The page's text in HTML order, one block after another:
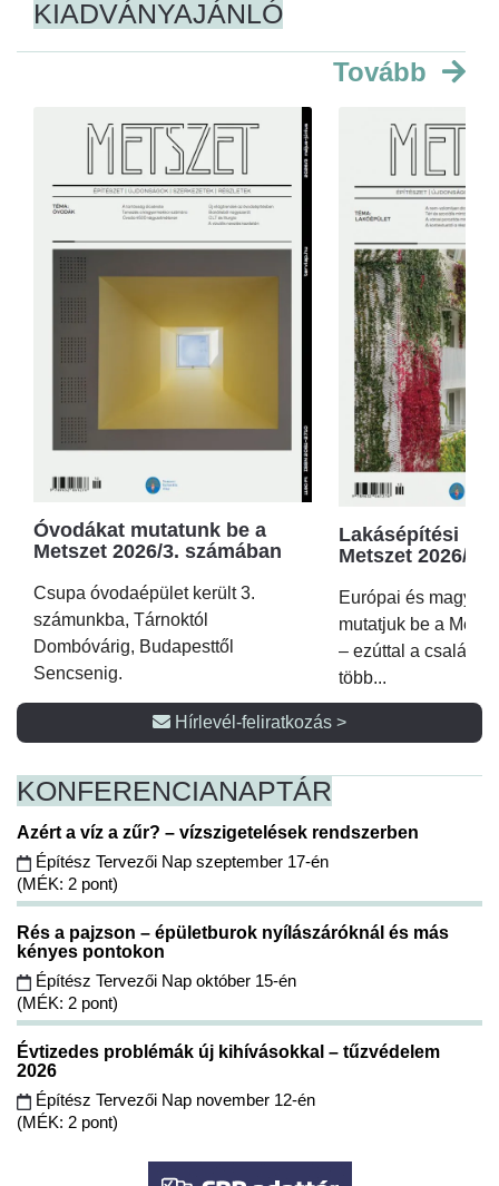
KIADVÁNYAJÁNLÓ
Tovább
Óvodákat mutatunk be a
Metszet 2026/3. számában
Csupa óvodaépület került 3.
számunkba, Tárnoktól
Dombóvárig, Budapesttől
Sencsenig.
Lakásépítési
Metszet 2026/2.
Európai és magyar
mutatjuk be a
– ezúttal a családi
több...
Hírlevél-feliratkozás >
KONFERENCIANAPTÁR
Azért a víz a zűr? – vízszigetelések rendszerben
Építész Tervezői Nap szeptember 17-én
(MÉK: 2 pont)
Rés a pajzson – épületburok nyílászáróknál és más
kényes pontokon
Építész Tervezői Nap október 15-én
(MÉK: 2 pont)
Évtizedes problémák új kihívásokkal – tűzvédelem
2026
Építész Tervezői Nap november 12-én
(MÉK: 2 pont)